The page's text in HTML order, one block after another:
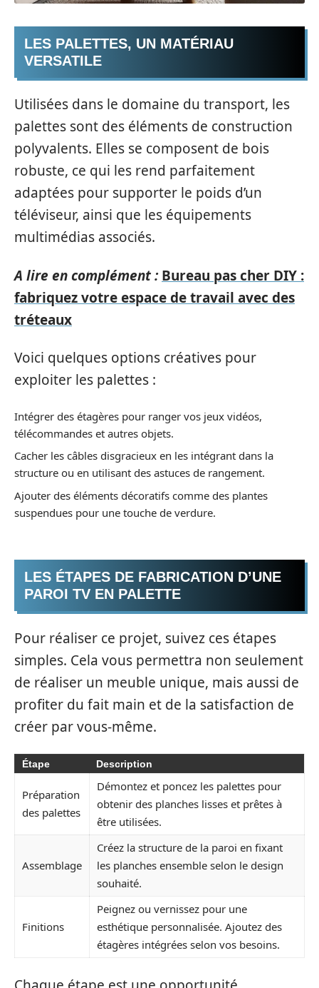
LES PALETTES, UN MATÉRIAU
VERSATILE
Utilisées dans le domaine du transport, les
palettes sont des éléments de construction
polyvalents. Elles se composent de bois
robuste, ce qui les rend parfaitement
adaptées pour supporter le poids d’un
téléviseur, ainsi que les équipements
multimédias associés.
A lire en complément : Bureau pas cher DIY :
fabriquez votre espace de travail avec des
tréteaux
Voici quelques options créatives pour
exploiter les palettes :
Intégrer des étagères pour ranger vos jeux vidéos,
télécommandes et autres objets.
Cacher les câbles disgracieux en les intégrant dans la
structure ou en utilisant des astuces de rangement.
Ajouter des éléments décoratifs comme des plantes
suspendues pour une touche de verdure.
LES ÉTAPES DE FABRICATION D’UNE
PAROI TV EN PALETTE
Pour réaliser ce projet, suivez ces étapes
simples. Cela vous permettra non seulement
de réaliser un meuble unique, mais aussi de
profiter du fait main et de la satisfaction de
créer par vous-même.
Étape Description
Préparation
des palettes
Démontez et poncez les palettes pour
obtenir des planches lisses et prêtes à
être utilisées.
Assemblage
Créez la structure de la paroi en fixant
les planches ensemble selon le design
souhaité.
Finitions
Peignez ou vernissez pour une
esthétique personnalisée. Ajoutez des
étagères intégrées selon vos besoins.